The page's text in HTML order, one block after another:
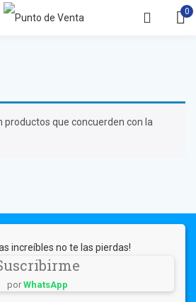
0
productos que concuerden con la
increíbles no te las pierdas!
por WhatsApp